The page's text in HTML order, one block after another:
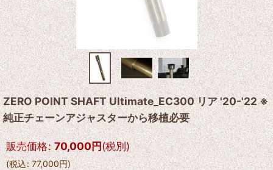
ZERO POINT SHAFT Ultimate_EC300 リア '20-'22 ※
純正チェーンアジャスターから移植必要
販売価格: 70,000円(税別)
(税込: 77,000円)